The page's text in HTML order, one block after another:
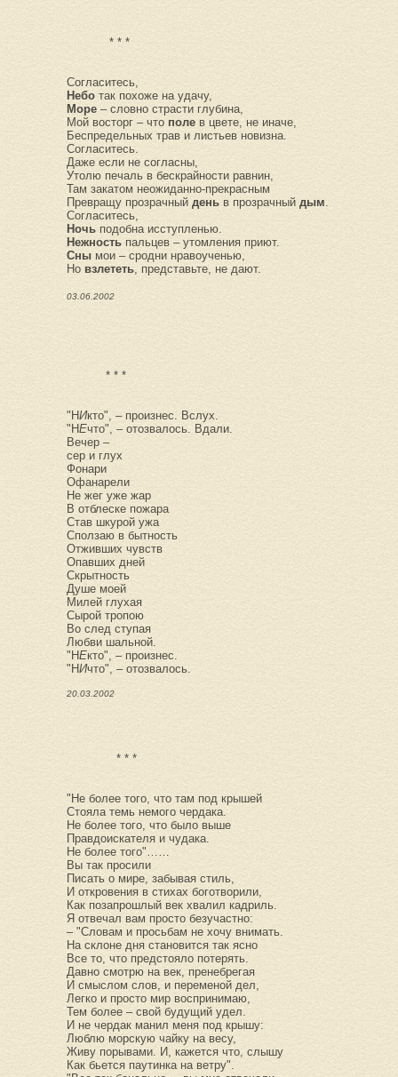
* * *
Согласитесь,
Небо так похоже на удачу,
Море – словно страсти глубина,
Мой восторг – что поле в цвете, не иначе,
Беспредельных трав и листьев новизна.
Согласитесь.
Даже если не согласны,
Утолю печаль в бескрайности равнин,
Там закатом неожиданно-прекрасным
Превращу прозрачный день в прозрачный дым
Согласитесь,
Ночь подобна исступленью.
Нежность пальцев – утомления приют.
Сны мои – сродни нравоученью,
Но взлететь , представьте, не дают.
03.06.2002
* * *
"НИкто", – произнес. Вслух.
"НЕчто", – отозвалось. Вдали.
Вечер –
сер и глух
Фонари
Офанарели
Не жег уже жар
В отблеске пожара
Став шкурой ужа
Сползаю в бытность
Отживших чувств
Опавших дней
Скрытность
Душе моей
Милей глухая
Сырой тропою
Во след ступая
Любви шальной.
"НЕкто", – произнес.
"НИчто", – отозвалось.
20.03.2002
* * *
"Не более того, что там под крышей
Стояла темь немого чердака.
Не более того, что было выше
Правдоискателя и чудака.
Не более того"……
Вы так просили
Писать о мире, забывая стиль,
И откровения в стихах боготворили,
Как позапрошлый век хвалил кадриль.
Я отвечал вам просто безучастно:
– "Словам и просьбам не хочу внимать.
На склоне дня становится так ясно
Все то, что предстояло потерять.
Давно смотрю на век, пренебрегая
И смыслом слов, и переменой дел,
Легко и просто мир воспринимаю,
Тем более – свой будущий удел.
И не чердак манил меня под крышу:
Люблю морскую чайку на весу,
Живу порывами. И, кажется что, слышу
Как бьется паутинка на ветру".